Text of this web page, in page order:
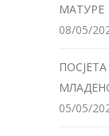
МАТУРЕ
08/05/
05/05/